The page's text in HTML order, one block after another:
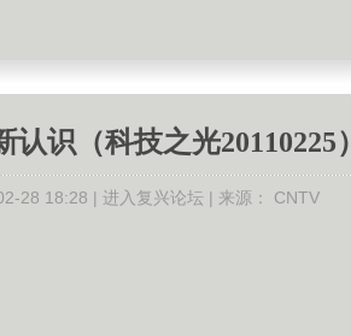
认识（科技之光20110225）
28 18:28 | 进入复兴论坛 | 来源： CNTV